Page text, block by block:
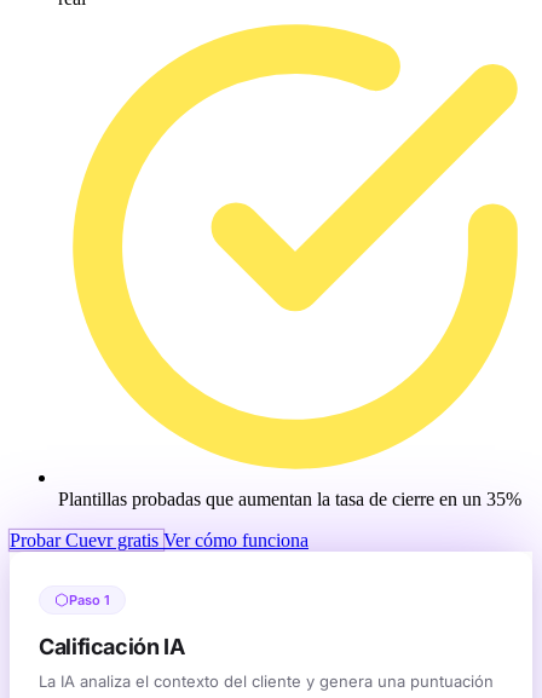
Plantillas probadas que aumentan la tasa de cierre en un 35%
Probar Cuevr gratis Ver cómo funciona
Paso 1
Calificación IA
La IA analiza el contexto del cliente y genera una puntuación